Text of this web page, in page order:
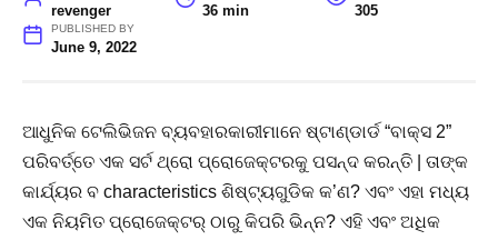
revenger 36 min 305
PUBLISHED BY
June 9, 2022
ଆଧୁନିକ ଟେଲିଭିଜନ ବ୍ୟବହାରକାରୀମାନେ ଷ୍ଟାଣ୍ଡାର୍ଡ “ବାକ୍ସ 2”
ପରିବର୍ତ୍ତେ ଏକ ସର୍ଟ ଥ୍ରୋ ପ୍ରୋଜେକ୍ଟରକୁ ପସନ୍ଦ କରନ୍ତି | ତାଙ୍କ
କାର୍ଯ୍ୟର ବ characteristics ଶିଷ୍ଟ୍ୟଗୁଡିକ କ’ଣ? ଏବଂ ଏହା ମଧ୍ୟ
ଏକ ନିୟମିତ ପ୍ରୋଜେକ୍ଟର୍ ଠାରୁ କିପରି ଭିନ୍ନ? ଏହି ଏବଂ ଅଧିକ